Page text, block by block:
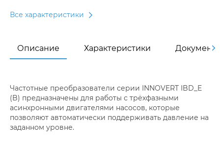
Все характеристики
Описание Характеристики
Частотные преобразователи серии INNOVERT IBD_E
(B) предназначены для работы с трёхфазными
асинхронными двигателями насосов, которые
позволяют автоматически поддерживать давление на
заданном уровне.